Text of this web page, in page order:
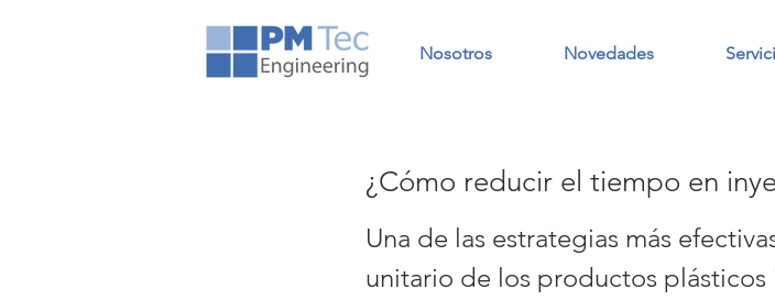
Nosotros Novedades
¿Cómo reducir el tiempo en
Una de las estrategias más
unitario de los productos plásticos